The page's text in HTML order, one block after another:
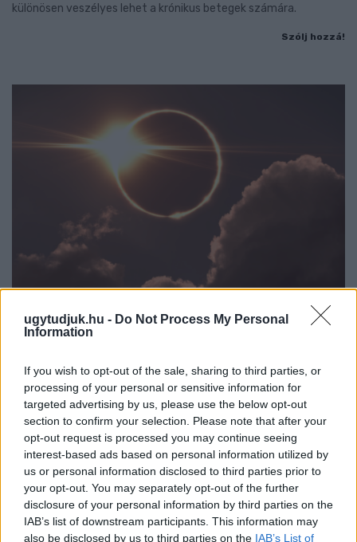
ugytudjuk.hu - Do Not Process My Personal
Information
If you wish to opt-out of the sale, sharing to third parties, or
processing of your personal or sensitive information for
targeted advertising by us, please use the below opt-out
section to confirm your selection. Please note that after your
opt-out request is processed you may continue seeing
interest-based ads based on personal information utilized by
us or personal information disclosed to third parties prior to
your opt-out. You may separately opt-out of the further
disclosure of your personal information by third parties on the
IAB’s list of downstream participants. This information may
also be disclosed by us to third parties on the IAB’s List of
különösen veszélyes lehet a krónikus betegek számára.
Szólj hozzá!
CSILLAGOK, HULLÓCSILLAGOK ÉS
NAPFOGYATKOZÁS: KÜLÖNLEGES CSILLAGÁSZATI
Három estén is az égbolt kerül a középpontba: távcsöves
megfigyelések, zenés installációk és lézeres csillagtúrák mellett
augusztus 12-én egy látványos részleges napfogyatkozást is
megfigyelhetnek az érdeklődők.
Szólj hozzá!